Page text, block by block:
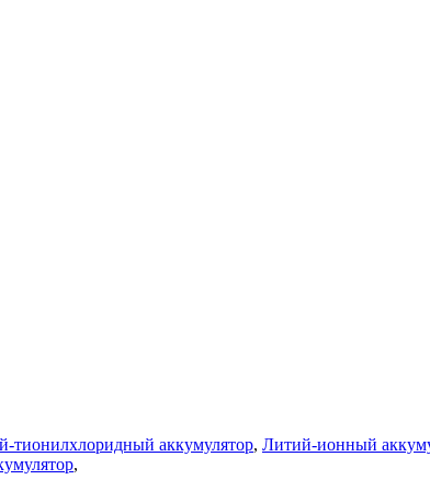
тионилхлоридный аккумулятор, Литий-ионный
,